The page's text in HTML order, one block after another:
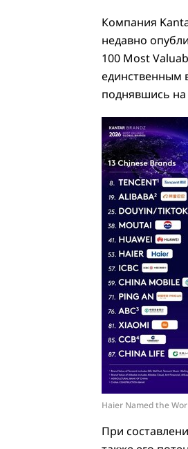
Компания
недавно
100 Most
единственным
поднявшись на
Haier Named the
При